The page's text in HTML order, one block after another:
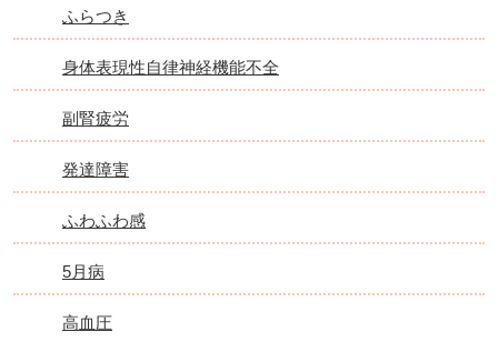
ふらつき
身体表現性自律神経機能不全
副腎疲労
発達障害
ふわふわ感
5月病
高血圧